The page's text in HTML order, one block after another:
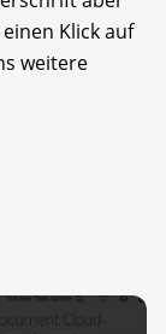
Klick auf
weitere